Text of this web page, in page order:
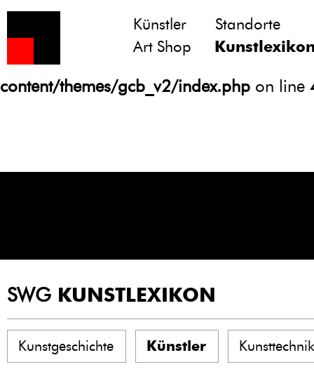
Notice
: Undefined variable: atts in
/homepages/21/d13550920/htdocs/
content/themes/gcb_v2/index.php on line
Künstler
Standorte
Art Shop
SWG KUNSTLEXIKON
Kunstgeschichte Künstler